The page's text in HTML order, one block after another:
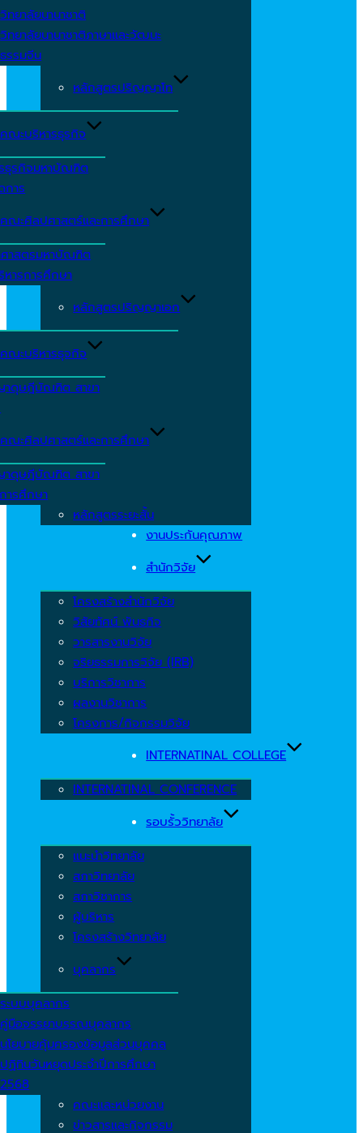
วิทยาลัยนานาชาติ
วิทยาลัยนานาชาติภาษาและวัฒนะ
ธรรมจีน
หลักสูตรปริญญาโท
คณะบริหารธุรกิจ
ธุรกิจมหาบัณฑิต
การ
คณะศิลปศาสตร์และการศึกษา
าสตรมหาบัณฑิต
หารการศึกษา
หลักสูตรปริญญาเอก
คณะบริหารธุจกิจ
ดุษฎีบัณฑิต สาขา
คณะศิลปศาสตร์และการศึกษา
ดุษฎีบัณฑิต สาขา
ารศึกษา
หลักสูตรระยะสั้น
งานประกันคุณภาพ
สำนักวิจัย
โครงสร้างสำนักวิจัย
วิสัยทัศน์ พันธกิจ
วารสารงานวิจัย
จริยธรรมการวิจัย (IRB)
บริการวิชาการ
ผลงานวิชาการ
โครงการ/กิจกรรมวิจัย
INTERNATINAL COLLEGE
INTERNATINAL CONFERENCE
รอบรั้ววิทยาลัย
แนะนำวิทยาลัย
สภาวิทยาลัย
สภาวิชาการ
ผู้บริหาร
โครงสร้างวิทยาลัย
บุคลากร
ระบบบุคลากร
คู่มือจรรยาบรรณบุคลากร
นโยบายคุ้มครองข้อมูลส่วนบุคคล
ปฏิทินวันหยุดประจำปีการศึกษา
2568
คณะและหน่วยงาน
ข่าวสารและกิจกรรม